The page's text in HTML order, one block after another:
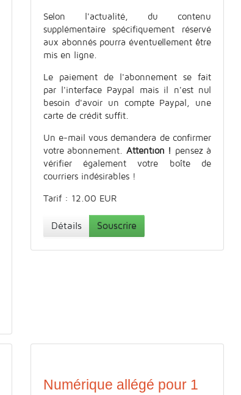
Selon l'actualité, du contenu
supplémentaire spécifiquement réservé
aux abonnés pourra éventuellement être
mis en ligne.
Le paiement de l'abonnement se fait
par l'interface Paypal mais il n'est nul
besoin d'avoir un compte Paypal, une
carte de crédit suffit.
Un e-mail vous demandera de confirmer
votre abonnement. Attention ! pensez à
vérifier également votre boîte de
courriers indésirables !
Tarif : 12.00 EUR
Détails Souscrire
Numérique allégé pour 1